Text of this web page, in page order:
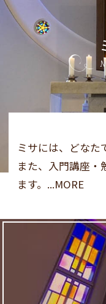
ミサには、どなた
また、入門講座・
ます。...MORE